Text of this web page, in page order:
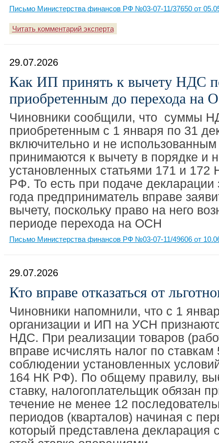
Письмо Министерства финансов РФ №03-07-11/37650 от
Читать комментарий эксперта
29.07.2026
Как ИП принять к вычету НДС
приобретенным до перехода
Чиновники сообщили, что суммы
приобретенным с 1 января по 31
включительно и не
принимаются к вычету в порядке и
установленных статьями 171 и 172
РФ. То есть при подаче декларации
года предприниматель вправе
вычету, поскольку право на него
периоде перехода на ОСН
Письмо Министерства финансов РФ №03-07-11/49606 от
29.07.2026
Кто вправе отказаться от
Чиновники напомнили, что с 1
организации и ИП на УСН
НДС. При реализации товаров
вправе исчислять налог по
соблюдении установленных
164 НК РФ). По общему правилу,
ставку, налогоплательщик обязан
течение не менее 12
периодов (кварталов) начиная с
который представлена декларация